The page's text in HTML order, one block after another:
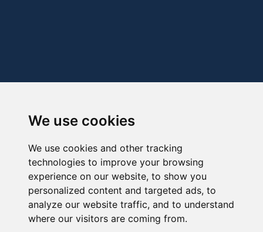
We use cookies
We use cookies and other tracking
technologies to improve your browsing
experience on our website, to show you
personalized content and targeted ads, to
analyze our website traffic, and to understand
where our visitors are coming from.